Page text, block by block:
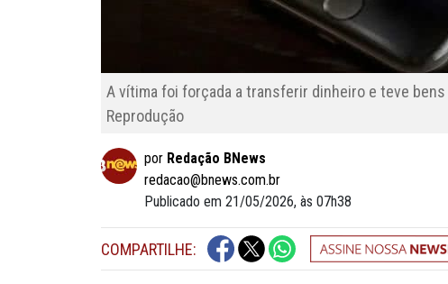
A vítima foi forçada a transferir dinheiro e teve
Reprodução
por Redação BNews
redacao@bnews.com.br
Publicado em 21/05/2026, às 07h38
COMPARTILHE: